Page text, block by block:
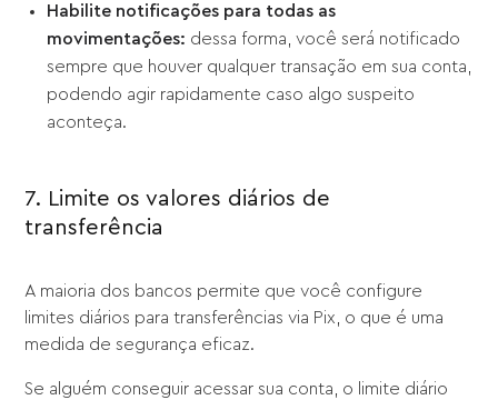
Habilite notificações para todas as
movimentações: dessa forma, você será notificado
sempre que houver qualquer transação em sua conta,
podendo agir rapidamente caso algo suspeito
aconteça.
7. Limite os valores diários de
transferência
A maioria dos bancos permite que você configure
limites diários para transferências via Pix, o que é uma
medida de segurança eficaz.
Se alguém conseguir acessar sua conta, o limite diário